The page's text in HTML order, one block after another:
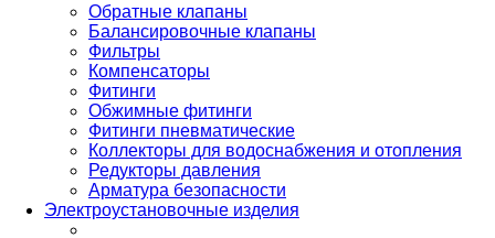
Обратные клапаны
Балансировочные клапаны
Фильтры
Компенсаторы
Фитинги
Обжимные фитинги
Фитинги пневматические
Коллекторы для водоснабжения и отопления
Редукторы давления
Арматура безопасности
Электроустановочные изделия